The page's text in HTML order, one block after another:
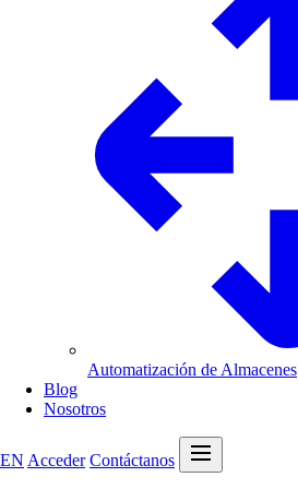
Automatización de Almacenes
Blog
Nosotros
EN Acceder Contáctanos
Abrir menú